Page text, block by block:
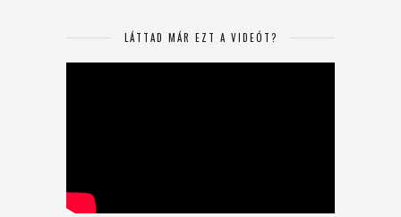
LÁTTAD MÁR EZT A VIDEÓT?